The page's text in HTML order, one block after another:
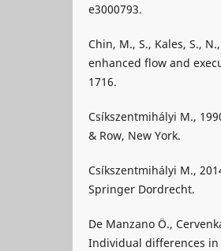
e3000793.
Chin, M., S., Kales, S.,
enhanced flow and
1716.
Csíkszentmihályi M.,
& Row, New York.
Csíkszentmihályi M.,
Springer Dordrecht.
De Manzano Ö.,
Individual differences in